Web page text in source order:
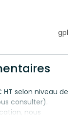
gpl
HT selon niveau de
consulter).
nous